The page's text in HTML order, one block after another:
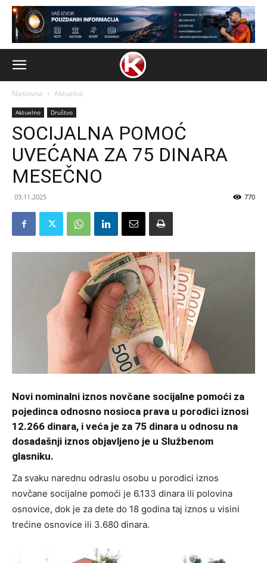
Naslovna Aktuelno
Aktuelno Društvo
SOCIJALNA POMOĆ
UVEĆANA ZA 75 DINARA
MESEČNO
03.11.2025 770
Novi nominalni iznos novčane socijalne pomoći za
pojedinca odnosno nosioca prava u porodici iznosi
12.266 dinara, i veća je za 75 dinara u odnosu na
dosadašnji iznos objavljeno je u Službenom
glasniku.
Za svaku narednu odraslu osobu u porodici iznos
novčane socijalne pomoći je 6.133 dinara ili polovina
osnovice, dok je za dete do 18 godina taj iznos u visini
trećine osnovice ili 3.680 dinara.